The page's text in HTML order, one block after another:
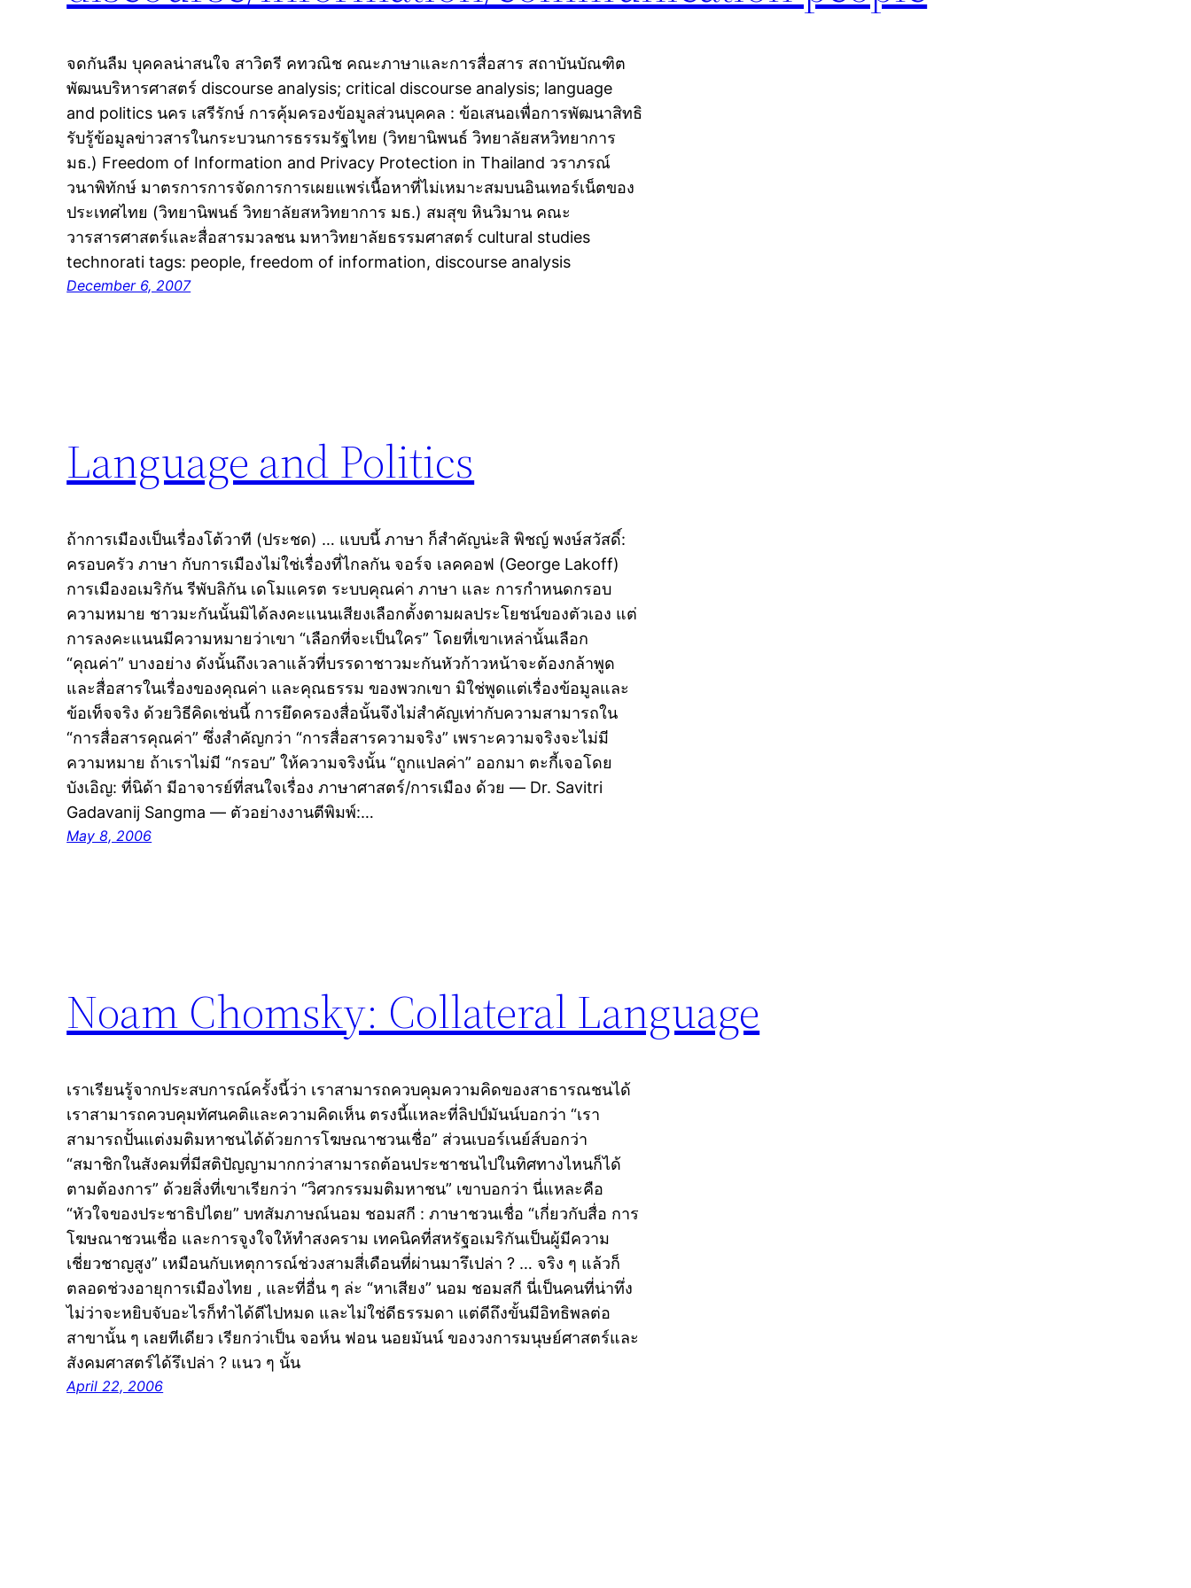
จดกันลืม บุคคลน่าสนใจ สาวิตรี คทวณิช คณะภาษาและการสื่อสาร สถาบันบัณฑิต
พัฒนบริหารศาสตร์ discourse analysis; critical discourse analysis; language
and politics นคร เสรีรักษ์ การคุ้มครองข้อมูลส่วนบุคคล : ข้อเสนอเพื่อการพัฒนาสิทธิ
รับรู้ข้อมูลข่าวสารในกระบวนการธรรมรัฐไทย (วิทยานิพนธ์ วิทยาลัยสหวิทยาการ
มธ.) Freedom of Information and Privacy Protection in Thailand วราภรณ์
วนาพิทักษ์ มาตรการการจัดการการเผยแพร่เนื้อหาที่ไม่เหมาะสมบนอินเทอร์เน็ตของ
ประเทศไทย (วิทยานิพนธ์ วิทยาลัยสหวิทยาการ มธ.) สมสุข หินวิมาน คณะ
วารสารศาสตร์และสื่อสารมวลชน มหาวิทยาลัยธรรมศาสตร์ cultural studies
technorati tags: people, freedom of information, discourse analysis
December 6, 2007
Language and Politics
ถ้าการเมืองเป็นเรื่องโต้วาที (ประชด) … แบบนี้ ภาษา ก็สำคัญน่ะสิ พิชญ์​ ​พงษ์สวัสดิ์:
ครอบครัว​ ​ภาษา​ ​กับ​การเมือง​ไม่​ใช่​เรื่องที่​ไกล​กัน​ ​จอร์จ​ ​เลคคอฟ​ (George Lakoff)
การเมืองอเมริกัน รีพับลิกัน เดโมแครต ระบบคุณค่า ภาษา และ การกำ​หนดกรอบ​
ความ​หมาย ชาวมะกันนั้นมิได้ลงคะแนนเสียงเลือกตั้งตามผลประโยชน์ของตัวเอง แต่
การลงคะแนนมีความหมายว่าเขา “เลือกที่จะเป็นใคร” โดยที่เขาเหล่านั้นเลือก
“คุณค่า” บางอย่าง ดังนั้นถึงเวลาแล้วที่บรรดาชาวมะกันหัวก้าวหน้าจะต้องกล้าพูด
และสื่อสารในเรื่องของคุณค่า และคุณธรรม ของพวกเขา มิใช่พูดแต่เรื่องข้อมูลและ
ข้อเท็จจริง ด้วยวิธีคิดเช่นนี้ การยึดครองสื่อนั้นจึงไม่สำคัญเท่ากับความสามารถใน
“การสื่อสารคุณค่า” ซึ่งสำคัญกว่า “การสื่อสารความจริง” เพราะความจริงจะไม่มี
ความหมาย ถ้าเราไม่มี “กรอบ” ให้ความจริงนั้น “ถูกแปลค่า” ออกมา ตะกี้เจอโดย
บังเอิญ: ที่นิด้า มีอาจารย์ที่สนใจเรื่อง ภาษาศาสตร์/การเมือง ด้วย — Dr. Savitri
Gadavanij Sangma — ตัวอย่างงานตีพิมพ์:…
May 8, 2006
Noam Chomsky: Collateral Language
เราเรียนรู้จากประสบการณ์ครั้งนี้ว่า เราสามารถควบคุมความคิดของสาธารณชนได้
เราสามารถควบคุมทัศนคติและความคิดเห็น ตรงนี้แหละที่ลิปป์มันน์บอกว่า “เรา
สามารถปั้นแต่งมติมหาชนได้ด้วยการโฆษณาชวนเชื่อ” ส่วนเบอร์เนย์ส์บอกว่า
“สมาชิกในสังคมที่มีสติปัญญามากกว่าสามารถต้อนประชาชนไปในทิศทางไหนก็ได้
ตามต้องการ” ด้วยสิ่งที่เขาเรียกว่า “วิศวกรรมมติมหาชน” เขาบอกว่า นี่แหละคือ
“หัวใจของประชาธิปไตย” บทสัมภาษณ์นอม ชอมสกี : ภาษาชวนเชื่อ “เกี่ยวกับสื่อ การ
โฆษณาชวนเชื่อ และการจูงใจให้ทำสงคราม เทคนิคที่สหรัฐอเมริกันเป็นผู้มีความ
เชี่ยวชาญสูง” เหมือนกับเหตุการณ์ช่วงสามสี่เดือนที่ผ่านมารึเปล่า ? … จริง ๆ แล้วก็
ตลอดช่วงอายุการเมืองไทย , และที่อื่น ๆ ล่ะ “หาเสียง” นอม ชอมสกี นี่เป็นคนที่น่าทึ่ง
ไม่ว่าจะหยิบจับอะไรก็ทำได้ดีไปหมด และไม่ใช่ดีธรรมดา แต่ดีถึงขั้นมีอิทธิพลต่อ
สาขานั้น ๆ เลยทีเดียว เรียกว่าเป็น จอห์น ฟอน นอยมันน์ ของวงการมนุษย์ศาสตร์และ
สังคมศาสตร์ได้รึเปล่า ? แนว ๆ นั้น
April 22, 2006